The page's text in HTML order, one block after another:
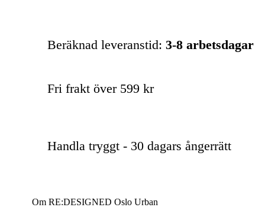
Beräknad leveranstid: 3-8 arbetsdagar
Fri frakt över 599 kr
Handla tryggt - 30 dagars ångerrätt
Om RE:DESIGNED Oslo Urban